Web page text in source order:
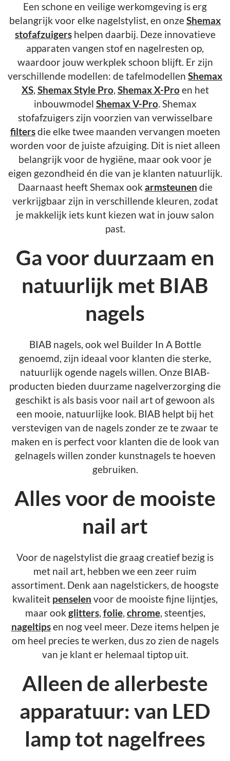
Een schone en veilige werkomgeving is erg
belangrijk voor elke nagelstylist, en onzeShemax
stofafzuigershelpen daarbij. Deze innovatieve
apparaten vangen stof en nagelresten op,
waardoor jouw werkplek schoon blijft. Er zijn
verschillende modellen: de tafelmodellen Shemax
XS, Shemax Style Pro, Shemax X-Proen het
inbouwmodel Shemax V-Pro. Shemax
stofafzuigers zijn voorzien van verwisselbare
filtersdie elke twee maanden vervangen moeten
worden voor de juiste afzuiging. Dit is niet alleen
belangrijk voor de hygiëne, maar ook voor je
eigen gezondheid én die van je klanten natuurlijk.
Daarnaast heeft Shemax ook armsteunen die
verkrijgbaar zijn in verschillende kleuren, zodat
je makkelijk iets kunt kiezen wat in jouw salon
past.
Ga voor duurzaam en
natuurlijk met BIAB
nagels
BIAB nagels, ook wel Builder In A Bottle
genoemd, zijn ideaal voor klanten die sterke,
natuurlijk ogende nagels willen. Onze BIAB-
producten bieden duurzame nagelverzorging die
geschikt is als basis voor nail art of gewoon als
een mooie, natuurlijke look. BIAB helpt bij het
verstevigen van de nagels zonder ze te zwaar te
maken en is perfect voor klanten die de look van
gelnagels willen zonder kunstnagels te hoeven
gebruiken.
Alles voor de mooiste
nail art
Voor de nagelstylist die graag creatief bezig is
met nail art, hebben we een zeer ruim
assortiment. Denk aan nagelstickers, de hoogste
kwaliteit penselen voor de mooiste fijne lijntjes,
maar ook glitters, folie, chrome, steentjes,
nageltipsen nog veel meer. Deze items helpen je
om heel precies te werken, dus zo zien de nagels
van je klant er helemaal tiptop uit.
Alleen de allerbeste
apparatuur: van LED
lamp tot nagelfrees